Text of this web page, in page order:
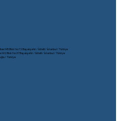
M5 Blok No:72 Başakşehir / İkitelli / İstanbul / Türkiye
M2 Blok No:37 Başakşehir / İkitelli / İstanbul / Türkiye
/ Türkiye